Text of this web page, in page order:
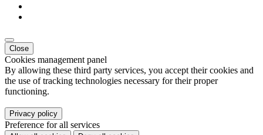
Close
Cookies management panel
By allowing these third party services, you accept their cookies and
the use of tracking technologies necessary for their proper
functioning.
Privacy policy
Preference for all services